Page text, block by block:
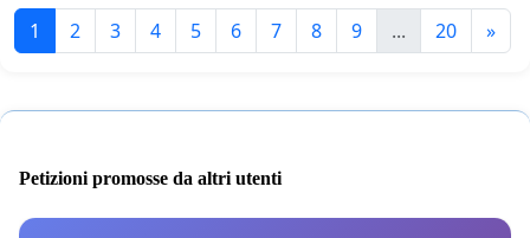
1 2 3 4 5 6 7 8 9 ... 20 »
Petizioni promosse da altri utenti